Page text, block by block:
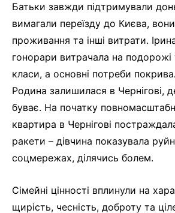
Батьки завжди підтримували
вимагали переїзду до Києва,
проживання та інші витрати.
гонорари витрачала на
класи, а основні потреби
Родина залишилася в Чернігові,
буває. На початку
квартира в Чернігові
ракети – дівчина показувала
соцмережах, ділячись болем.
Сімейні цінності вплинули на
щирість, чесність, доброту та